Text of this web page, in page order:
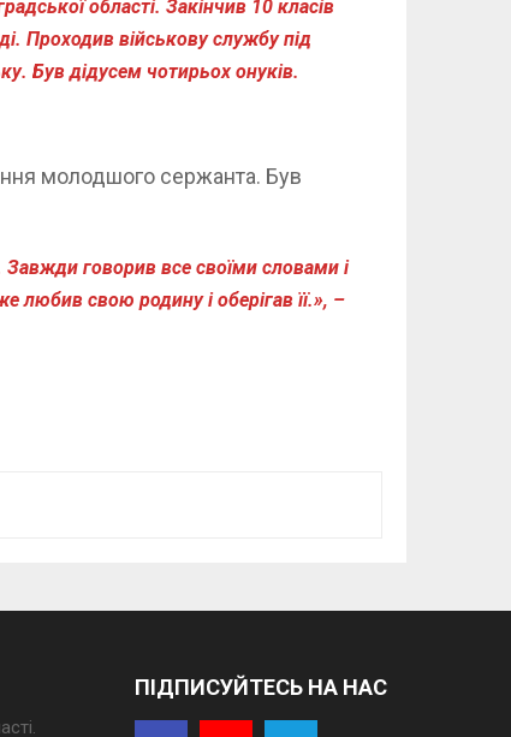
області. Закінчив 10 класів
Проходив військову службу під
Був дідусем чотирьох онуків.
молодшого сержанта. Був
говорив все своїми словами і
свою родину і оберігав її.», –
ПІДПИСУЙТЕСЬ НА НАС